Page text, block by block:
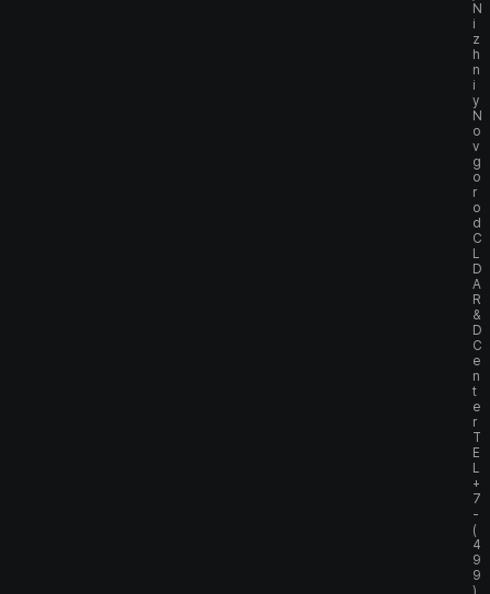
N
i
z
h
n
i
y
N
o
v
g
o
r
o
d
C
L
D
A
R
&
D
C
e
n
t
e
r
T
E
L
+
7
-
(
4
9
9
)